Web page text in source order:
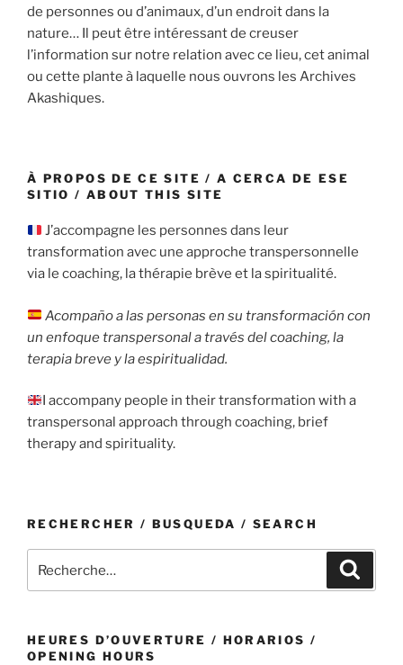
de personnes ou d’animaux, d’un endroit dans la
nature… Il peut être intéressant de creuser
l’information sur notre relation avec ce lieu, cet animal
ou cette plante à laquelle nous ouvrons les Archives
Akashiques.
À PROPOS DE CE SITE / A CERCA DE ESE
SITIO / ABOUT THIS SITE
J’accompagne les personnes dans leur
transformation avec une approche transpersonnelle
via le coaching, la thérapie brève et la spiritualité.
Acompaño a las personas en su transformación con
un enfoque transpersonal a través del coaching, la
terapia breve y la espiritualidad.
I accompany people in their transformation with a
transpersonal approach through coaching, brief
therapy and spirituality.
RECHERCHER / BUSQUEDA / SEARCH
pour
HEURES D’OUVERTURE / HORARIOS /
OPENING HOURS